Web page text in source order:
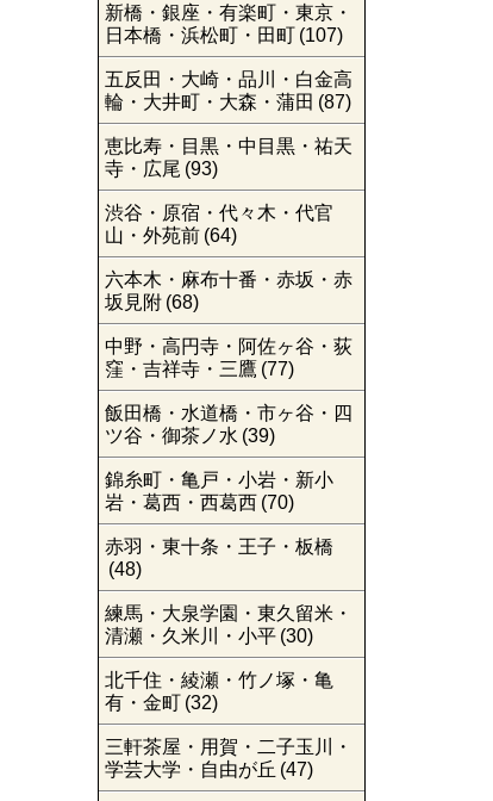
新橋・銀座・有楽町・東京・
日本橋・浜松町・田町 (107)
五反田・大崎・品川・白金高
輪・大井町・大森・蒲田 (87)
恵比寿・目黒・中目黒・祐天
寺・広尾 (93)
渋谷・原宿・代々木・代官
山・外苑前 (64)
六本木・麻布十番・赤坂・赤
坂見附 (68)
中野・高円寺・阿佐ヶ谷・荻
窪・吉祥寺・三鷹 (77)
飯田橋・水道橋・市ヶ谷・四
ツ谷・御茶ノ水 (39)
錦糸町・亀戸・小岩・新小
岩・葛西・西葛西 (70)
赤羽・東十条・王子・板橋
(48)
練馬・大泉学園・東久留米・
清瀬・久米川・小平 (30)
北千住・綾瀬・竹ノ塚・亀
有・金町 (32)
三軒茶屋・用賀・二子玉川・
学芸大学・自由が丘 (47)